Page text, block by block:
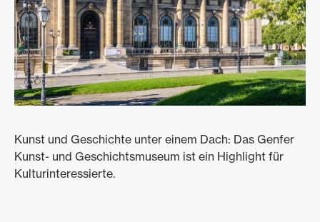
Kunst und Geschichte unter einem Dach: Das Genfer
Kunst- und Geschichtsmuseum ist ein Highlight für
Kulturinteressierte.